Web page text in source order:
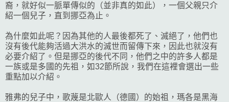
裔，就好似一脈單傳似的（並非真的如此），一個父親只介
紹一個兒子，直到挪亞為止。
為什麼如此呢？因為其他的人最後都死了、滅絕了，他們也
沒有後代能夠活過大洪水的滅世而留傳下來，因此也就沒有
必要介紹了。但是挪亞的後代不同，他們之中的許多人都是
一族或是多國的先祖，如32節所說，我們在這裡會選出一些
重點加以介紹。
雅弗的兒子中，歌蔑是北歐人（德國）的始祖，瑪各是黑海